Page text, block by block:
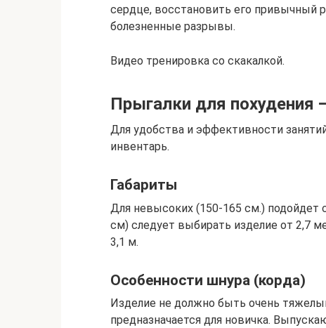
сердце, восстановить его
болезненные разрывы.
Видео тренировка со скакалкой.
Прыгалки для похудения
Для удобства и эффективности
инвентарь.
Габариты
Для невысоких (150-165 см.) подойдет
см) следует выбирать изделие от 2,7
3,1 м.
Особенности шнура (корда)
Изделие не должно быть очень
предназначается для новичка.